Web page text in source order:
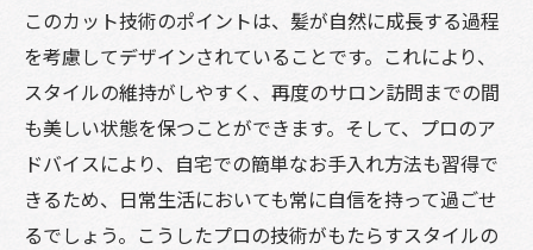
美容室でのプロのアドバイスを日常に取り
入れる
このカット技術のポイントは、髪が自然に成長する過程
を考慮してデザインされていることです。これにより、
スタイルの維持がしやすく、再度のサロン訪問までの間
も美しい状態を保つことができます。そして、プロのア
ドバイスにより、自宅での簡単なお手入れ方法も習得で
きるため、日常生活においても常に自信を持って過ごせ
るでしょう。こうしたプロの技術がもたらすスタイルの